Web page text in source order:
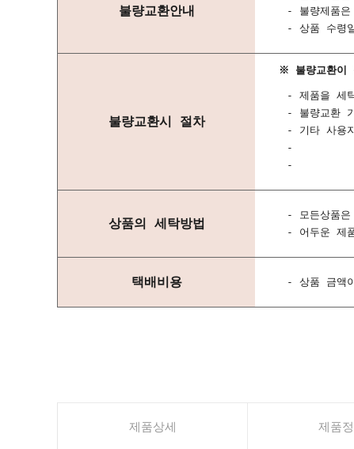
불량교환안내
- 불량제품
- 상품 수령
불량교환시 절차
※ 불량교환이
- 제품을 세
- 불량교환
- 기타 사용
-
-
상품의 세탁방법
- 모든상품은
- 어두운 제
택배비용 - 상품 금액
제품상세 제품